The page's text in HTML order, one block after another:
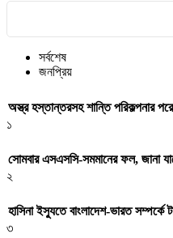
সর্বশেষ
জনপ্রিয়
অস্ত্র হস্তান্তরসহ শান্তি পরিকল্পনার
১
সোমবার এসএসসি-সমমানের ফল, জানা
২
হাসিনা ইস্যুতে বাংলাদেশ-ভারত সম্পর্কে
৩